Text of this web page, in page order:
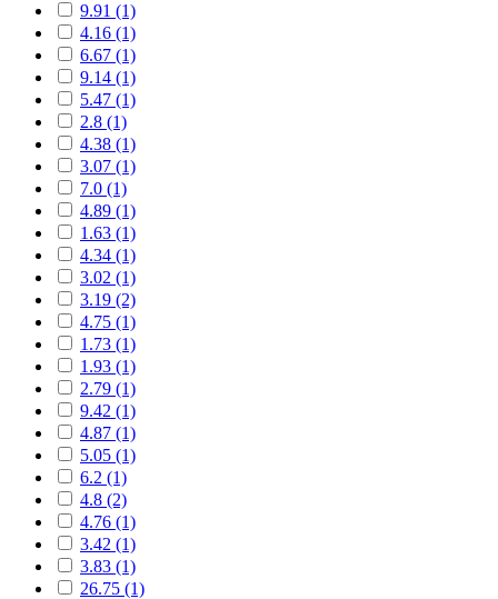
9.91 (1)
4.16 (1)
6.67 (1)
9.14 (1)
5.47 (1)
2.8 (1)
4.38 (1)
3.07 (1)
7.0 (1)
4.89 (1)
1.63 (1)
4.34 (1)
3.02 (1)
3.19 (2)
4.75 (1)
1.73 (1)
1.93 (1)
2.79 (1)
9.42 (1)
4.87 (1)
5.05 (1)
6.2 (1)
4.8 (2)
4.76 (1)
3.42 (1)
3.83 (1)
26.75 (1)